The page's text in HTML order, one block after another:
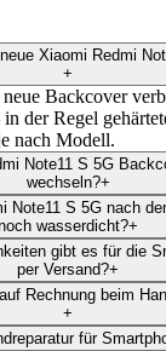
Xiaomi Redmi
+
Backcover
der Regel
nach Modell.
Note11 S 5G
wechseln?+
Note11 S 5G nach
wasserdicht?+
gibt es für die
per Versand?+
Rechnung beim
+
für